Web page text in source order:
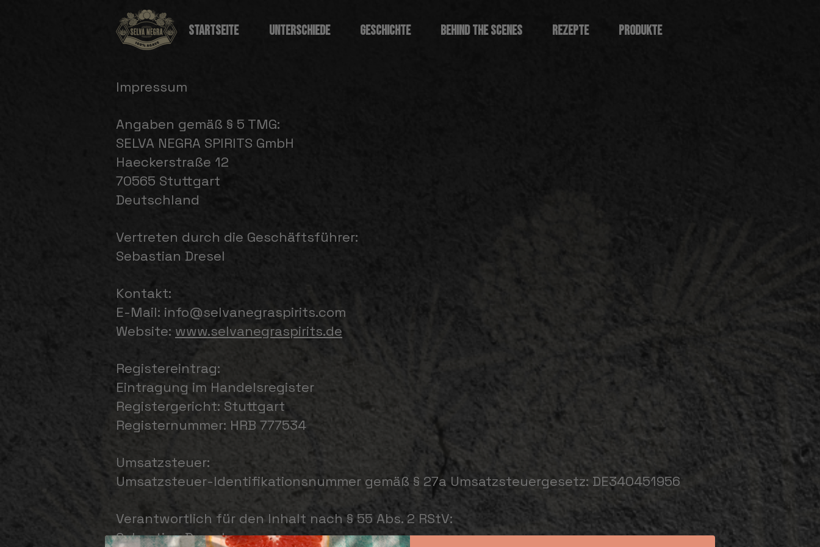
STARTSEITE UNTERSCHIEDE GESCHICHTE BEHIND THE SCENES REZEPTE PRODUKTE
Impressum
Angaben gemäß § 5 TMG:
SELVA NEGRA SPIRITS GmbH
Haeckerstraße 12
70565 Stuttgart
Deutschland
Vertreten durch die Geschäftsführer:
Sebastian Dresel
Kontakt:
E-Mail: info@selvanegraspirits.com
Website: www.selvanegraspirits.de
Registereintrag:
Eintragung im Handelsregister
Registergericht: Stuttgart
Registernummer: HRB 777534
Umsatzsteuer:
Umsatzsteuer-Identifikationsnummer gemäß § 27a Umsatzsteuergesetz: DE340451956
Verantwortlich für den Inhalt nach § 55 Abs. 2 RStV:
Sebastian Dresel